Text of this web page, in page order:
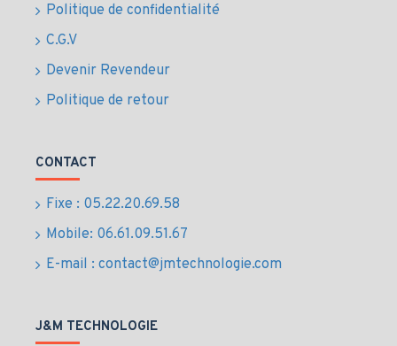
Mode d'urgence
Politique de confidentialité
C.G.V
Devenir Revendeur
Politique de retour
CONTACT
Fixe : 05.22.20.69.58
Mobile: 06.61.09.51.67
E-mail : contact@jmtechnologie.com
J&M TECHNOLOGIE